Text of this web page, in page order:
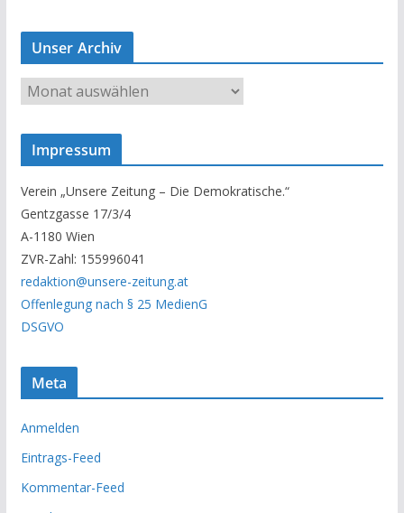
Unser Archiv
U
s
A
r
c
h
i
v
Impressum
Verein „Unsere Zeitung – Die Demokratische.“
Gentzgasse 17/3/4
A-1180 Wien
ZVR-Zahl: 155996041
redaktion@unsere-zeitung.at
Offenlegung nach § 25 MedienG
DSGVO
Meta
Anmelden
Eintrags-Feed
Kommentar-Feed